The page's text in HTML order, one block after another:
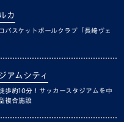
カ
バスケットボールクラブ「長崎ヴェ
アムシティ
歩約10分！サッカースタジアムを中
複合施設